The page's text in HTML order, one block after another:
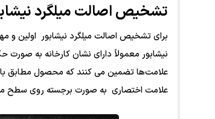
تشخیص اصالت میلگرد
برای تشخیص اصالت میلگرد نیشابور اولین
نیشابور معمولاً دارای نشان کارخانه به
علامت‌ها تضمین می ‌کنند که محصول مطابق با
علامت اختصاری به صورت برجسته روی سطح